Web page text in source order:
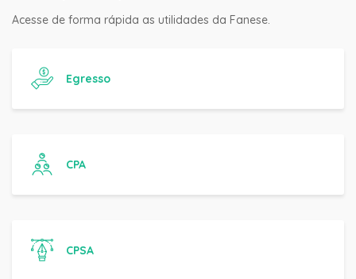
Acesse de forma rápida as utilidades da Fanese.
Egresso
CPA
CPSA